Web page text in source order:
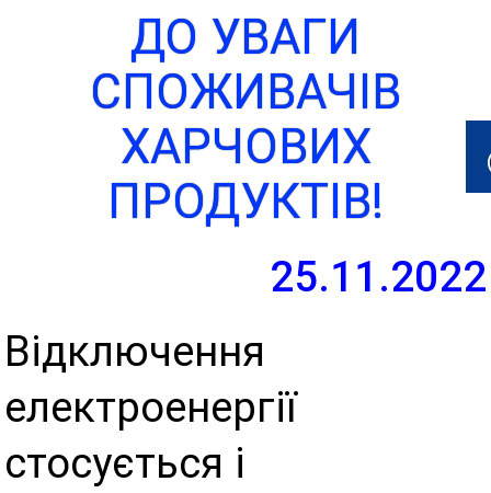
ДО УВАГИ
СПОЖИВАЧІВ
ХАРЧОВИХ
ПРОДУКТІВ!
25.11.2022
Відключення
електроенергії
стосується і